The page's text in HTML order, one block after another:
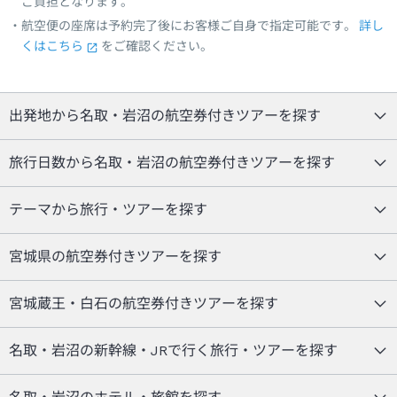
航空便の座席は予約完了後にお客様ご自身で指定可能です。
詳し
くはこちら
をご確認ください。
出発地から名取・岩沼の航空券付きツアーを探す
旅行日数から名取・岩沼の航空券付きツアーを探す
テーマから旅行・ツアーを探す
宮城県の航空券付きツアーを探す
宮城蔵王・白石の航空券付きツアーを探す
名取・岩沼の新幹線・JRで行く旅行・ツアーを探す